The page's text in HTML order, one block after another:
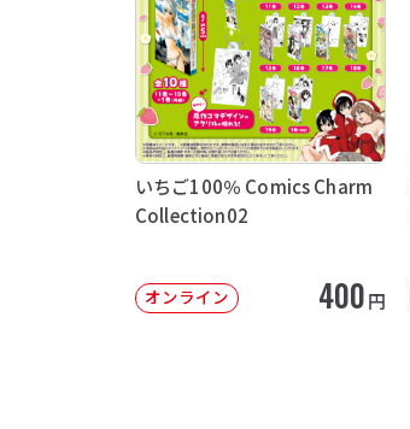
いちご100％ Comics Charm
Collection02
オンライン 400円